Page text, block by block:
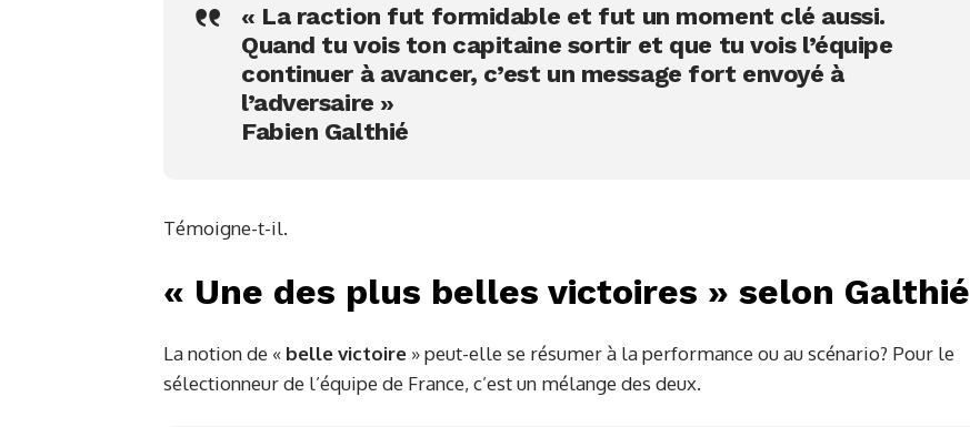
« La raction fut formidable et fut un moment clé aussi.
Quand tu vois ton capitaine sortir et que tu vois l’équipe
continuer à avancer, c’est un message fort envoyé à
l’adversaire »
Fabien Galthié
Témoigne-t-il.
« Une des plus belles victoires » selon Galthié
La notion de « belle victoire » peut-elle se résumer à la performance ou au scénario? Pour le
sélectionneur de l’équipe de France, c’est un mélange des deux.